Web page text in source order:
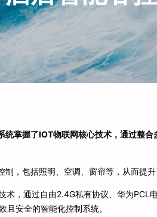
掌握了IOT物联网核心技术，通过整
，包括照明、空调、窗帘等，从而提升
术，通过自由2.4G私有协议、华为PCL
安全的智能化控制系统。